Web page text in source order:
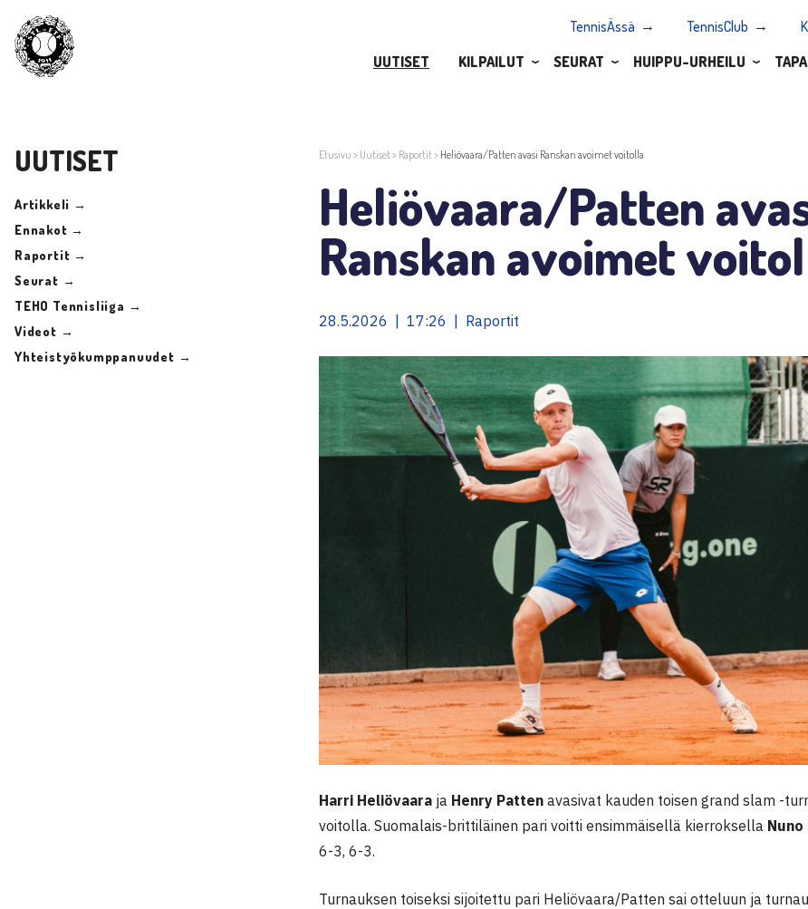
TennisÄssä TennisClub
UUTISET
KILPAILUT SEURAT HUIPPU-URHEILU
UUTISET
Artikkeli →
Ennakot →
Raportit →
Seurat →
TEHO Tennisliiga →
Videot →
Yhteistyökumppanuudet →
Etusivu > Uutiset> Raportit> Heliövaara/Patten avasi Ranskan avoimet voitolla
Heliövaara/Patten
Ranskan avoimet
28.5.2026 | 17:26 | Raportit
Harri Heliövaara ja Henry Patten avasivat kauden toisen grand slam -
voitolla. Suomalais-brittiläinen pari voitti ensimmäisellä kierroksella
6-3, 6-3.
Turnauksen toiseksi sijoitettu pari Heliövaara/Patten sai otteluun ja